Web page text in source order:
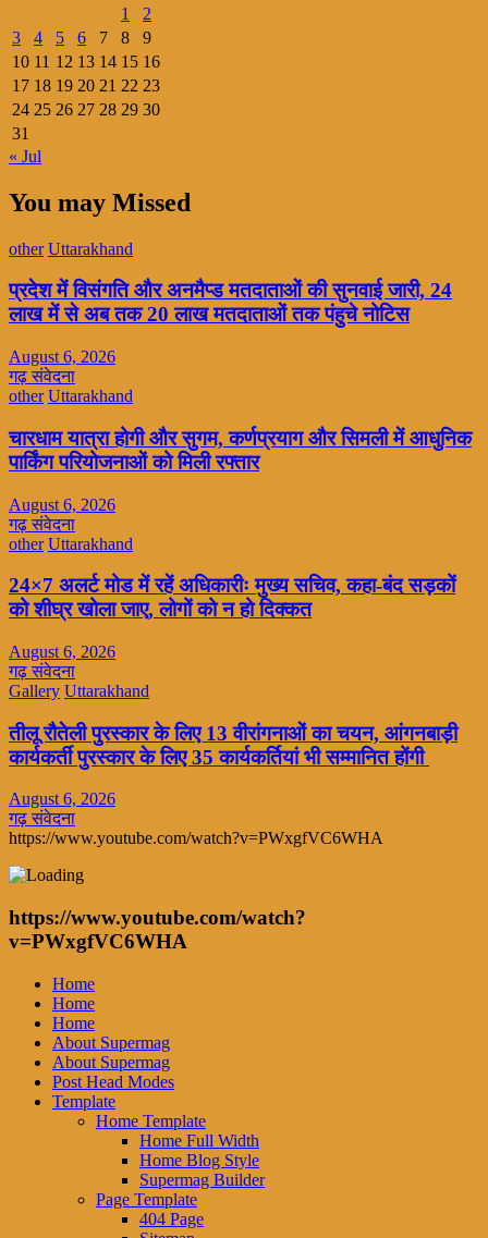
1
2
3
4 5 6 7 8
9
10 11 12 13 14 15 16
17 18 19 20 21 22 23
24 25 26 27 28 29 30
31
« Jul
You may Missed
other Uttarakhand
प्रदेश में विसंगति और अनमैप्ड मतदाताओं की सुनवाई जारी, 24
लाख में से अब तक 20 लाख मतदाताओं तक पंहुचे नोटिस
August 6, 2026
गढ़ संवेदना
other Uttarakhand
चारधाम यात्रा होगी और सुगम, कर्णप्रयाग और सिमली में आधुनिक
पार्किंग परियोजनाओं को मिली रफ्तार
August 6, 2026
गढ़ संवेदना
other Uttarakhand
24×7 अलर्ट मोड में रहें अधिकारीः मुख्य सचिव, कहा-बंद सड़कों
को शीघ्र खोला जाए, लोगों को न हो दिक्कत
August 6, 2026
गढ़ संवेदना
Gallery Uttarakhand
तीलू रौतेली पुरस्कार के लिए 13 वीरांगनाओं का चयन, आंगनबाड़ी
कार्यकर्ती पुरस्कार के लिए 35 कार्यकर्तियां भी सम्मानित होंगी
August 6, 2026
गढ़ संवेदना
https://www.youtube.com/watch?v=PWxgfVC6WHA
https://www.youtube.com/watch?
v=PWxgfVC6WHA
Home
Home
Home
About Supermag
About Supermag
Post Head Modes
Template
Home Template
Home Full Width
Home Blog Style
Supermag Builder
Page Template
404 Page